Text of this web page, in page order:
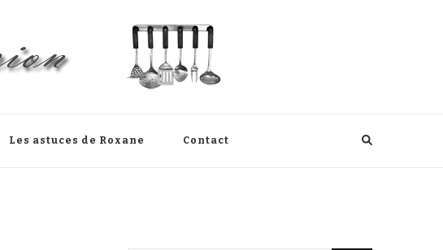
Les astuces de Roxane Contact